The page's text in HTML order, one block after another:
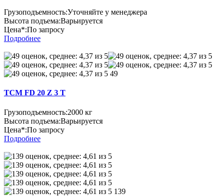
Грузоподъемность:Уточняйте у менеджера
Высота подъема:Варьируется
Цена*:По запросу
Подробнее
49
TCM FD 20 Z 3 T
Грузоподъемность:2000 кг
Высота подъема:Варьируется
Цена*:По запросу
Подробнее
139